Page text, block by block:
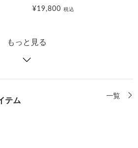
¥19,800 税込
もっと見る
テム
一覧